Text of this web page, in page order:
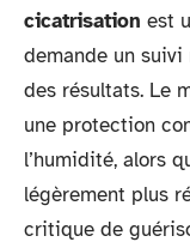
cicatrisation est
demande un
des résultats. Le
une protection
l’humidité, alors
légèrement plus
critique de